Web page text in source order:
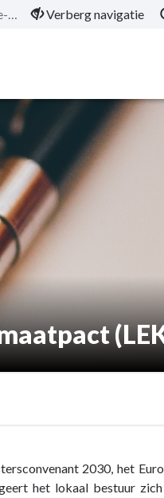
Burgemeestersconvenant & Lokaal Energie- en Klimaatpact (LEKP) Verberg navigatie
2030, het
het lokaal bestuur